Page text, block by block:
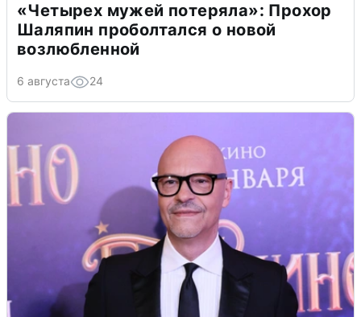
«Четырех мужей потеряла»: Прохор
Шаляпин проболтался о новой
возлюбленной
6 августа 24